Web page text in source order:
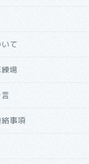
て
場
事項